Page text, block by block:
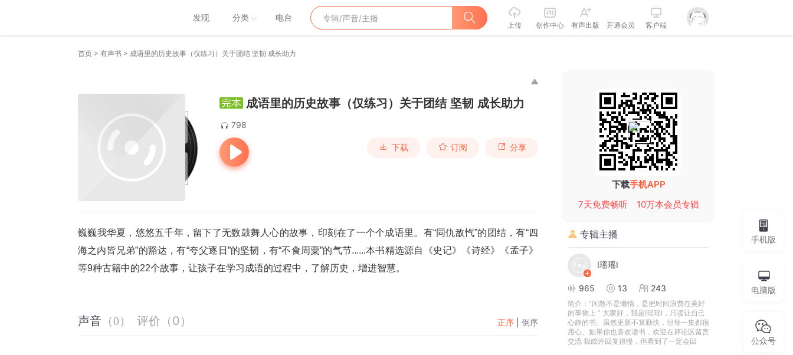
发现 分类 电台
上传 创作中心 有声出版 开通会员 客户端
首页 > 有声书 > 成语里的历史故事（仅练习）关于团结 坚韧 成长助力
成语里的历史故事（仅练习）关于团结 坚韧 成长助力
798
下载 订阅 分享
巍巍我华夏，悠悠五千年，留下了无数鼓舞人心的故事，印刻在了一个个成语里。有“同仇敌忾”的团结，有“四
海之内皆兄弟”的豁达，有“夸父逐日”的坚韧，有“不食周粟”的气节......本书精选源自《史记》《诗经》《孟子》
等9种古籍中的22个故事，让孩子在学习成语的过程中，了解历史，增进智慧。
声音 （0） 评价 （0 ） 正序 倒序
下载手机APP
7天免费畅听
10万本会员专辑
专辑主播
I瑶瑶I
965 13 243
简介： “闲散不是懒惰，是把时间浪费在美好
的事物上 ” 大家好，我是I瑶瑶I，只读让自己
心静的书。虽然更新不算勤快，但每一集都很
用心。如果你也喜欢读书，欢迎在评论区留言
交流 我或许回复得慢，但看到了一定会回
手机版
电脑版
公众号